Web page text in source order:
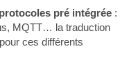
pré intégrée :
MQTT… la traduction
ces différents